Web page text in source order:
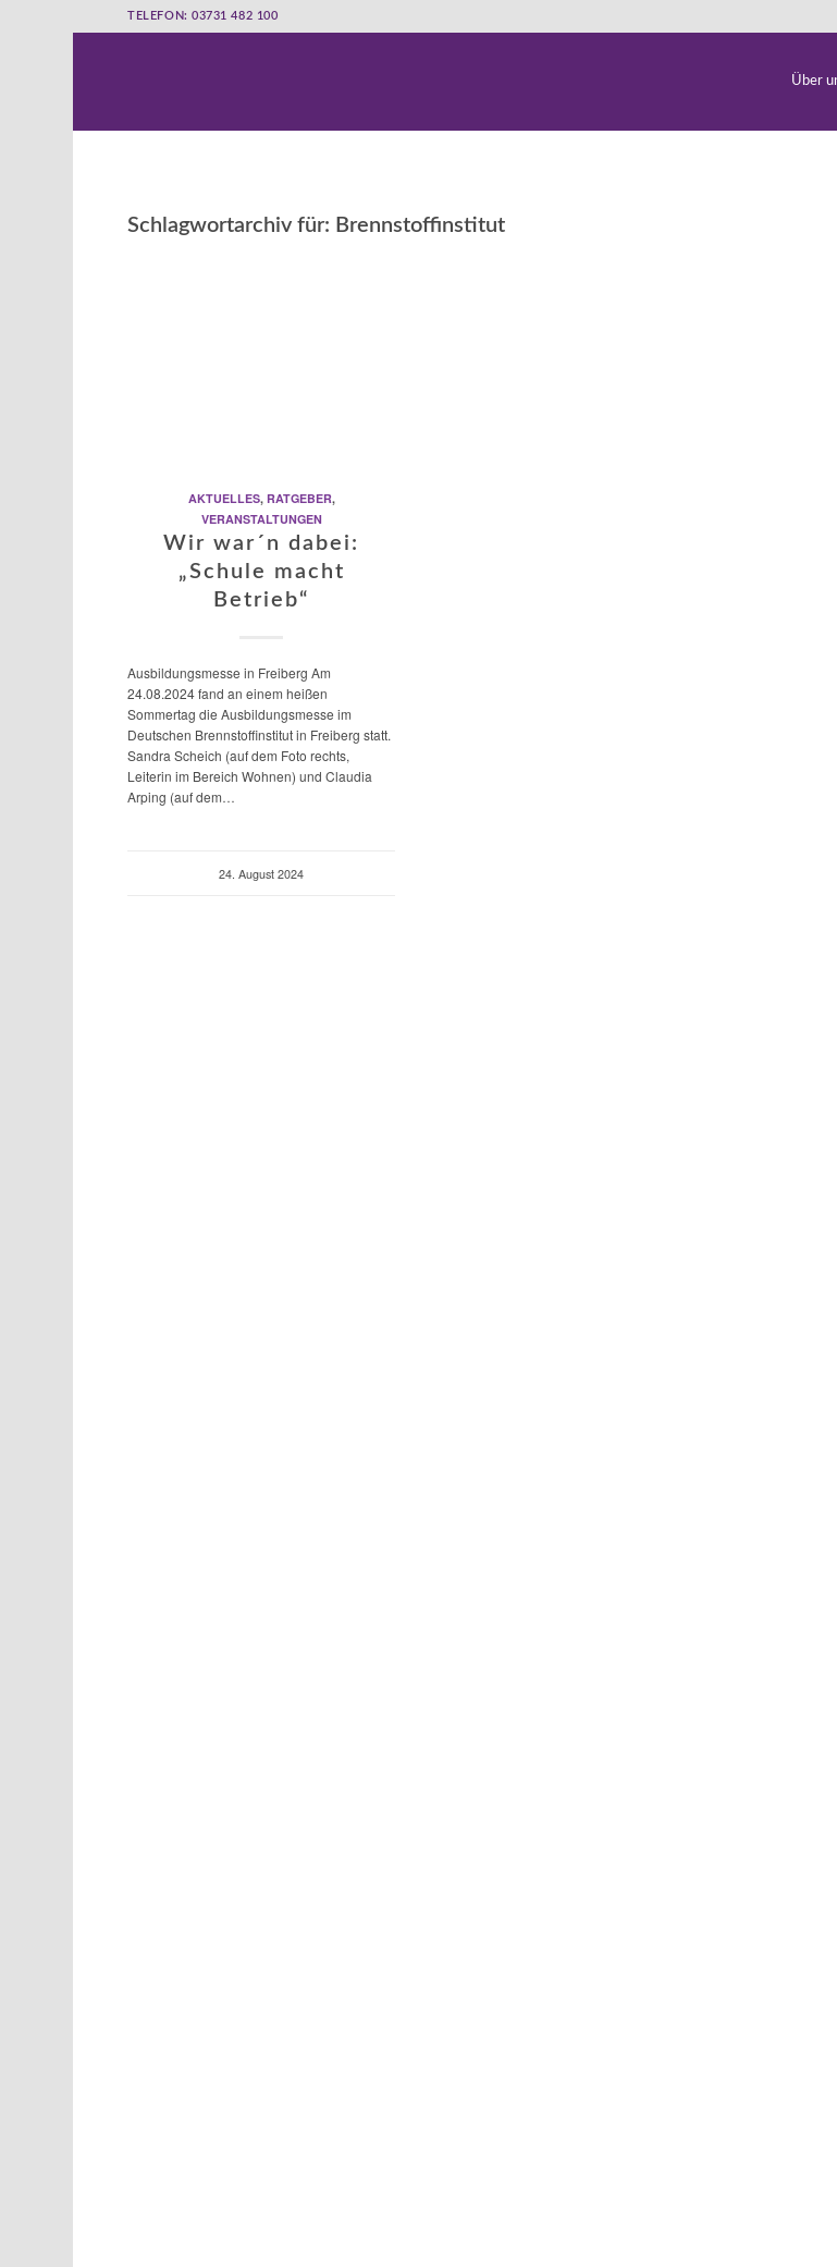
TELEFON: 03731 482 100
Über
Schlagwortarchiv für: Brennstoffinstitut
AKTUELLES, RATGEBER,
VERANSTALTUNGEN
Wir war´n dabei:
„Schule macht
Betrieb“
Ausbildungsmesse in Freiberg Am
24.08.2024 fand an einem heißen
Sommertag die Ausbildungsmesse im
Deutschen Brennstoffinstitut in Freiberg statt.
Sandra Scheich (auf dem Foto rechts,
Leiterin im Bereich Wohnen) und Claudia
Arping (auf dem…
24. August 2024